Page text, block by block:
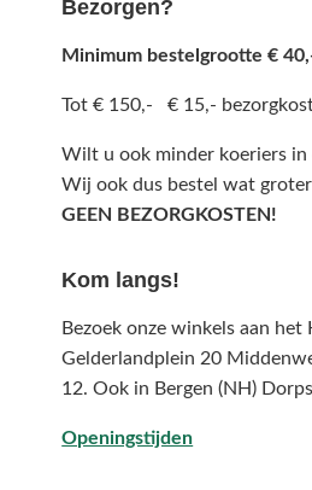
Bezorgen?
Minimum bestelgrootte €
Tot € 150,- € 15,-
Wilt u ook minder koeriers in
Wij ook dus bestel wat
GEEN BEZORGKOSTEN!
Kom langs!
Bezoek onze winkels aan
Gelderlandplein 20
12.Ook in Bergen (NH)
Openingstijden